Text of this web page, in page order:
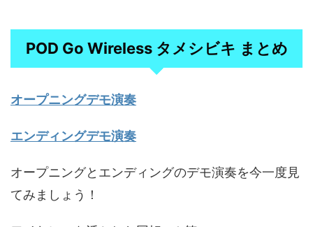
POD Go Wireless タメシビキ まとめ
オープニングデモ演奏
エンディングデモ演奏
オープニングとエンディングのデモ演奏を今一度見
てみましょう！